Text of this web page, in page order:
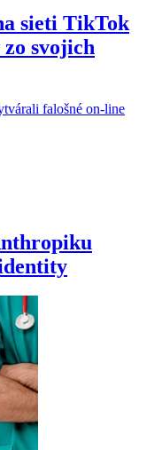
sieti TikTok
svojich